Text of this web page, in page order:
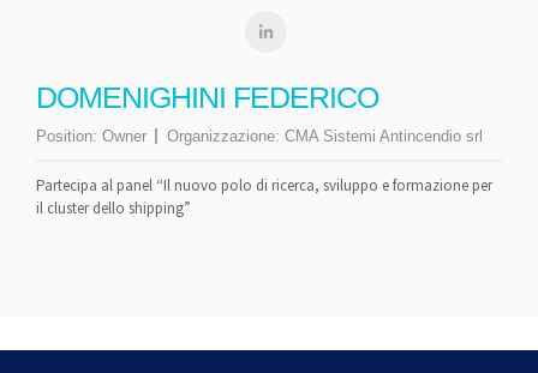
DOMENIGHINI FEDERICO
Position: Owner Organizzazione: CMA Sistemi Antincendio srl
Partecipa al panel “Il nuovo polo di ricerca, sviluppo e formazione per
il cluster dello shipping”